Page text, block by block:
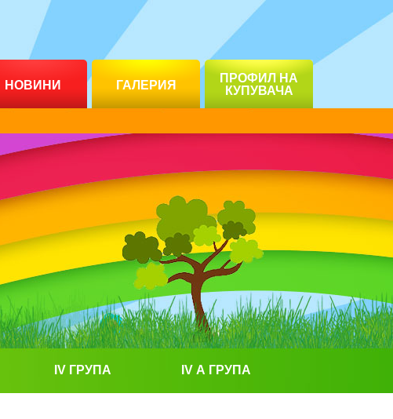
НОВИНИ ГАЛЕРИЯ
ПРОФИЛ НА
КУПУВАЧА
IV ГРУПА IV А ГРУПА